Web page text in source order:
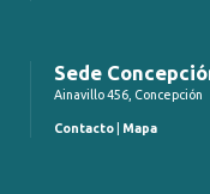
Sede
Ainavillo 456, Concepción
Contacto Mapa